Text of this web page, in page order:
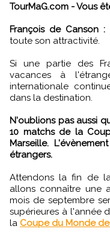
TourMaG.com - Vous
François de Canson :
toute son attractivité.
Si une partie des
vacances à
internationale
dans la destination.
N'oublions pas aussi
10 matchs de la
Marseille.
étrangers.
Attendons la fin de
allons connaître une
mois de septembre
supérieures à l'année
la Coupe du Monde